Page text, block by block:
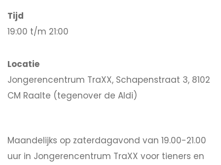
Tijd
19:00 t/m 21:00
Locatie
Jongerencentrum TraXX, Schapenstraat 3, 8102
CM Raalte (tegenover de Aldi)
Maandelijks op zaterdagavond van 19.00-21.00
uur in Jongerencentrum TraXX voor tieners en